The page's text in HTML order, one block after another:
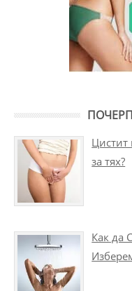
Цистит
за тях?
Как да